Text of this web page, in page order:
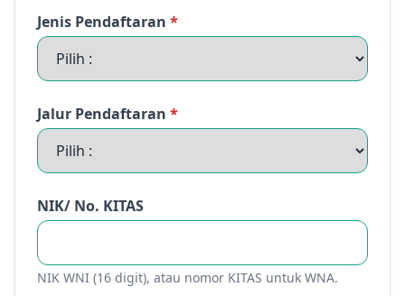
Jenis Pendaftaran *
Jalur Pendaftaran *
NIK/ No. KITAS
NIK WNI (16 digit), atau nomor KITAS untuk WNA.